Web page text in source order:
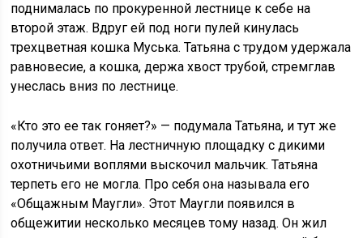
поднималась по прокуренной лестнице к себе на
второй этаж. Вдруг ей под ноги пулей кинулась
трехцветная кошка Муська. Татьяна с трудом удержала
равновесие, а кошка, держа хвост трубой, стремглав
унеслась вниз по лестнице.
«Кто это ее так гоняет?» — подумала Татьяна, и тут же
получила ответ. На лестничную площадку с дикими
охотничьими воплями выскочил мальчик. Татьяна
терпеть его не могла. Про себя она называла его
«Общажным Маугли». Этот Маугли появился в
общежитии несколько месяцев тому назад. Он жил